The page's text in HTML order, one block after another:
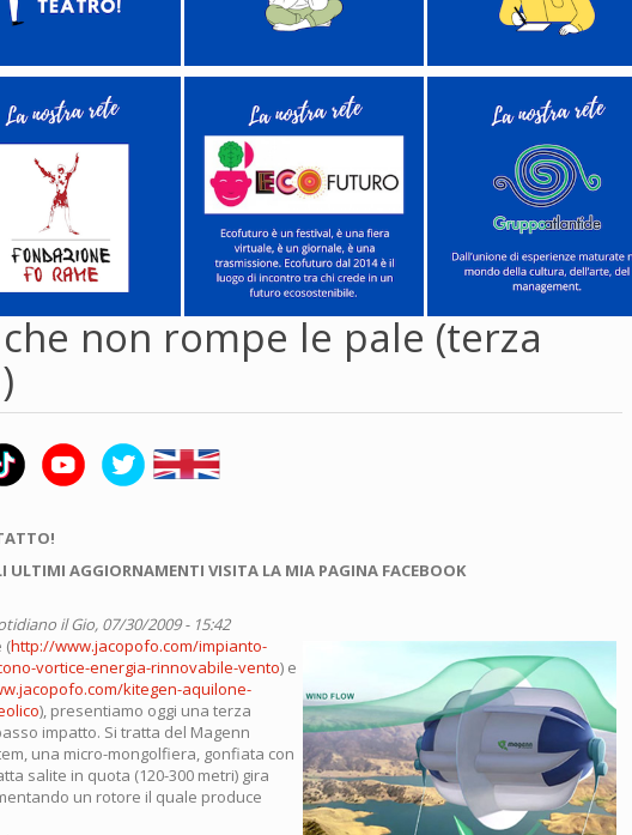
non rompe le pale (terza
ULTIMI AGGIORNAMENTI VISITA LA MIA PAGINA FACEBOOK
il Gio, 07/30/2009 - 15:42
(http://www.jacopofo.com/impianto-
vortice-energia-rinnovabile-vento) e
kitegen-aquilone-
), presentiamo oggi una terza
impatto. Si tratta del Magenn
una micro-mongolfiera, gonfiata con
salite in quota (120-300 metri) gira
un rotore il quale produce